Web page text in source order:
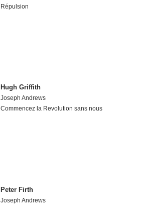
Répulsion
Hugh Griffith
Joseph Andrews
Commencez la Revolution sans nous
Peter Firth
Joseph Andrews